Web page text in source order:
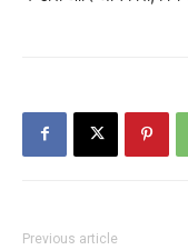
Previous article